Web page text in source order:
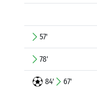
57'
78'
84' 67'